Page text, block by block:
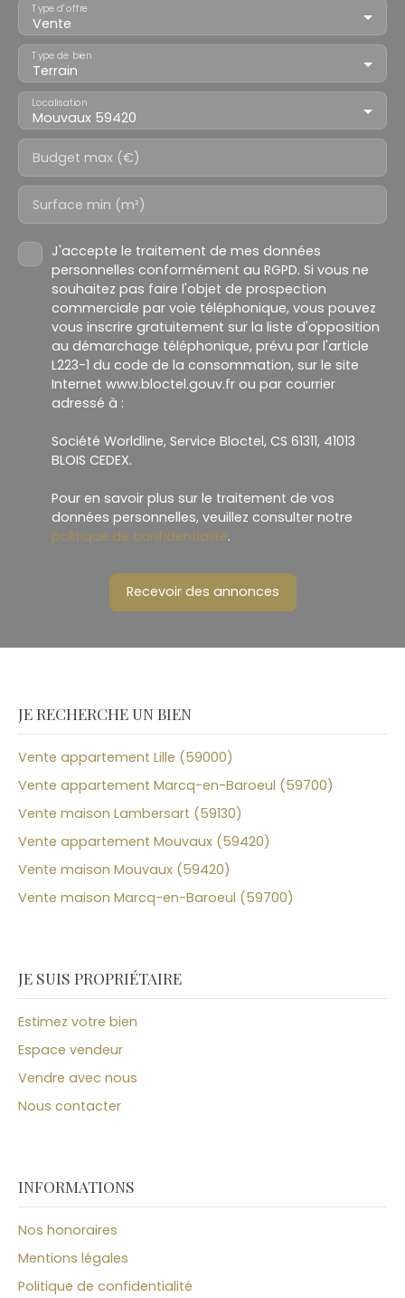
Vente
Type d'offre
Terrain
Type de bien
Mouvaux 59420
Localisation
Budget max (€)
Surface min (m²)
J'accepte le traitement de mes données
personnelles conformément au RGPD. Si vous ne
souhaitez pas faire l'objet de prospection
commerciale par voie téléphonique, vous pouvez
vous inscrire gratuitement sur la liste d'opposition
au démarchage téléphonique, prévu par l'article
L223-1 du code de la consommation, sur le site
Internet www.bloctel.gouv.fr ou par courrier
adressé à :
Société Worldline, Service Bloctel, CS 61311, 41013
BLOIS CEDEX.
Pour en savoir plus sur le traitement de vos
données personnelles, veuillez consulter notre
politique de confidentialité.
Recevoir des annonces
JE RECHERCHE UN BIEN
Vente appartement Lille (59000)
Vente appartement Marcq-en-Baroeul (59700)
Vente maison Lambersart (59130)
Vente appartement Mouvaux (59420)
Vente maison Mouvaux (59420)
Vente maison Marcq-en-Baroeul (59700)
JE SUIS PROPRIÉTAIRE
Estimez votre bien
Espace vendeur
Vendre avec nous
Nous contacter
INFORMATIONS
Nos honoraires
Mentions légales
Politique de confidentialité